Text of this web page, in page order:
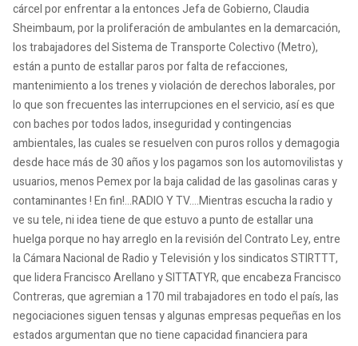
cárcel por enfrentar a la entonces Jefa de Gobierno, Claudia
Sheimbaum, por la proliferación de ambulantes en la demarcación,
los trabajadores del Sistema de Transporte Colectivo (Metro),
están a punto de estallar paros por falta de refacciones,
mantenimiento a los trenes y violación de derechos laborales, por
lo que son frecuentes las interrupciones en el servicio, así es que
con baches por todos lados, inseguridad y contingencias
ambientales, las cuales se resuelven con puros rollos y demagogia
desde hace más de 30 años y los pagamos son los automovilistas y
usuarios, menos Pemex por la baja calidad de las gasolinas caras y
contaminantes ! En fin!...RADIO Y TV....Mientras escucha la radio y
ve su tele, ni idea tiene de que estuvo a punto de estallar una
huelga porque no hay arreglo en la revisión del Contrato Ley, entre
la Cámara Nacional de Radio y Televisión y los sindicatos STIRTTT,
que lidera Francisco Arellano y SITTATYR, que encabeza Francisco
Contreras, que agremian a 170 mil trabajadores en todo el país, las
negociaciones siguen tensas y algunas empresas pequeñas en los
estados argumentan que no tiene capacidad financiera para